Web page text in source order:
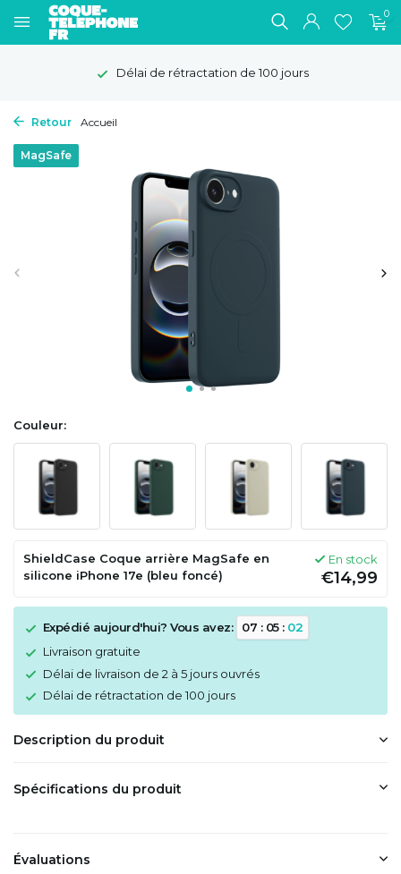
0
Délai de rétractation de 100 jours
Retour Accueil
MagSafe
Couleur:
ShieldCase Coque arrière MagSafe en
silicone iPhone 17e (bleu foncé)
En stock
€14,99
Expédié aujourd'hui? Vous avez: 07 : 05: 02
Livraison gratuite
Délai de livraison de 2 à 5 jours ouvrés
Délai de rétractation de 100 jours
Description du produit
Spécifications du produit
Évaluations